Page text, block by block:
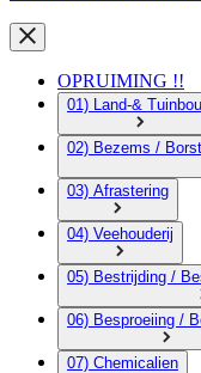
OPRUIMING !!
01) Land-&
02) Bezems /
03) Afrastering
04) Veehouderij
05) Bestrijding /
06) Besproeiing /
07) Chemicalien